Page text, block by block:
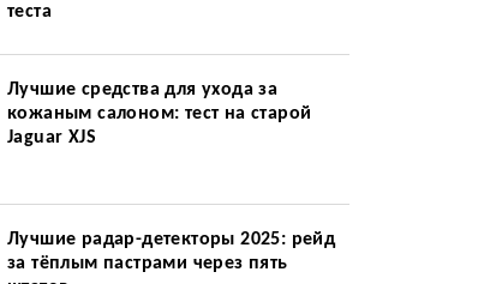
теста
Лучшие средства для ухода за
кожаным салоном: тест на старой
Jaguar XJS
Лучшие радар-детекторы 2025: рейд
за тёплым пастрами через пять